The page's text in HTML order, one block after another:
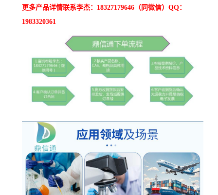
更多产品详情联系李杰：18327179646（同微信）QQ：
1983320361